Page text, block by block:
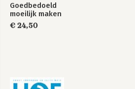
Goedbedoeld
moeilijk maken
€ 24,50